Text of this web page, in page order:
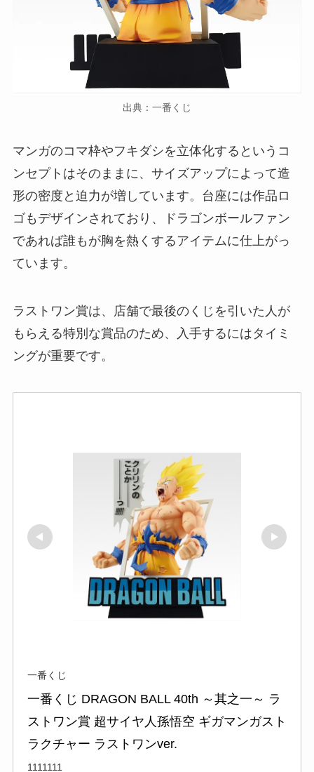
出典：一番くじ
マンガのコマ枠やフキダシを立体化するというコ
ンセプトはそのままに、サイズアップによって造
形の密度と迫力が増しています。台座には作品ロ
ゴもデザインされており、ドラゴンボールファン
であれば誰もが胸を熱くするアイテムに仕上がっ
ています。
ラストワン賞は、店舗で最後のくじを引いた人が
もらえる特別な賞品のため、入手するにはタイミ
ングが重要です。
一番くじ
一番くじ DRAGON BALL 40th ～其之一～ ラ
ストワン賞 超サイヤ人孫悟空 ギガマンガスト
ラクチャー ラストワンver.
1111111